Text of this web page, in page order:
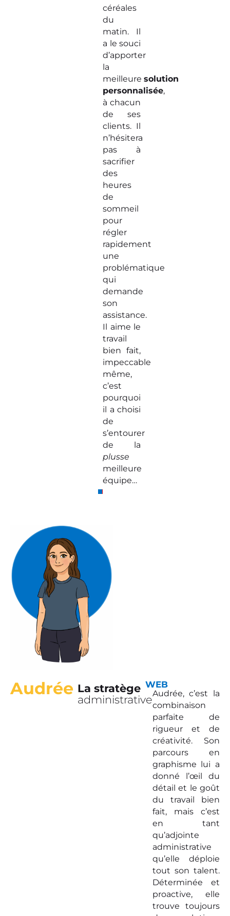
céréales
du
matin. Il
a le souci
d’apporter
la
meilleure solution
personnalisée,
à chacun
de ses
clients. Il
n’hésitera
pas à
sacrifier
des
heures
de
sommeil
pour
régler
rapidement
une
problématique
qui
demande
son
assistance.
Il aime le
travail
bien fait,
impeccable
même,
c’est
pourquoi
il a choisi
de
s’entourer
de la
plusse
meilleure
équipe…
Audrée La stratège
administrative
WEB
Audrée, c’est la
combinaison
parfaite de
rigueur et de
créativité. Son
parcours en
graphisme lui a
donné l’œil du
détail et le goût
du travail bien
fait, mais c’est
en tant
qu’adjointe
administrative
qu’elle déploie
tout son talent.
Déterminée et
proactive, elle
trouve toujours